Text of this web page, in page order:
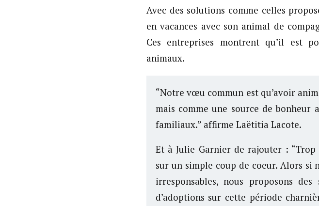
Avec des solutions comme celles
en vacances avec son animal de
Ces entreprises montrent qu’il est
animaux.
“Notre vœu commun est qu’avoir
mais comme une source de
familiaux.” affirme Laëtitia Lacote.
​Et à Julie Garnier de rajouter :
sur un simple coup de coeur. Alors si
irresponsables, nous proposons
d’adoptions sur cette période